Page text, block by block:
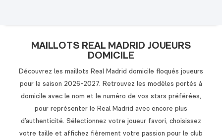
MAILLOTS REAL MADRID JOUEURS
DOMICILE
Découvrez les maillots Real Madrid domicile floqués joueurs
pour la saison 2026-2027. Retrouvez les modèles portés à
domicile avec le nom et le numéro de vos stars préférées,
pour représenter le Real Madrid avec encore plus
d’authenticité. Sélectionnez votre joueur favori, choisissez
votre taille et affichez fièrement votre passion pour le club